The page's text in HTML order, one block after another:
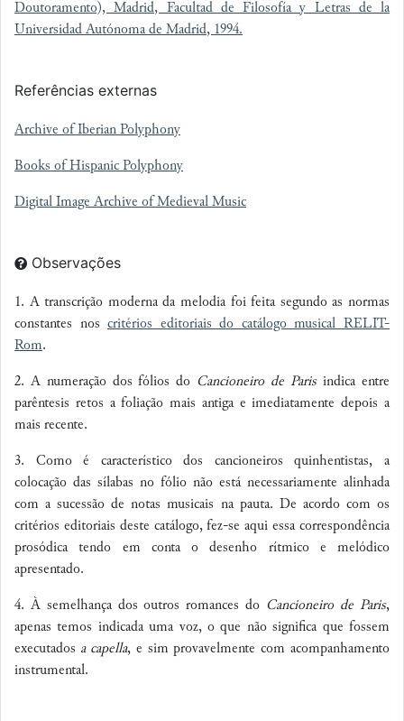
Doutoramento), Madrid, Facultad de Filosofía y Letras de la
Universidad Autónoma de Madrid, 1994.
Referências externas
Archive of Iberian Polyphony
Books of Hispanic Polyphony
Digital Image Archive of Medieval Music
Observações
1. A transcrição moderna da melodia foi feita segundo as normas
constantes nos critérios editoriais do catálogo musical RELIT-
Rom.
2. A numeração dos fólios do Cancioneiro de Parisindica entre
parêntesis retos a foliação mais antiga e imediatamente depois a
mais recente.
3. Como é característico dos cancioneiros quinhentistas, a
colocação das sílabas no fólio não está necessariamente alinhada
com a sucessão de notas musicais na pauta. De acordo com os
critérios editoriais deste catálogo, fez-se aqui essa correspondência
prosódica tendo em conta o desenho rítmico e melódico
apresentado.
4. À semelhança dos outros romances do Cancioneiro de Paris,
apenas temos indicada uma voz, o que não significa que fossem
executados a capella, e sim provavelmente com acompanhamento
instrumental.